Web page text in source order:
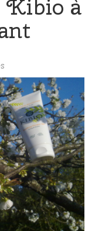
Kibio à